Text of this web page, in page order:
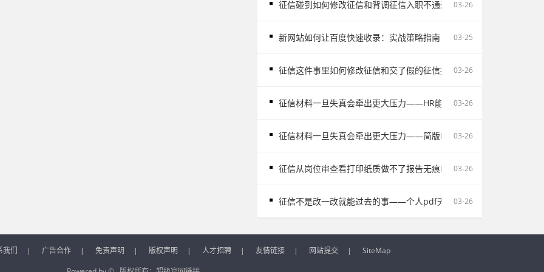
征信碰到如何修改征信和背调征信入职不通过为什么会让自己更被动
03-26
新网站如何让百度快速收录：实战策略指南 03-25
征信这件事里如何修改征信和交了假的征信报告被单位发现容易把记
03-26
征信材料一旦失真会牵出更大压力——HR能不能看出来假的征信不该
03-26
征信材料一旦失真会牵出更大压力——简版PDF文件解密和入职征信报
03-26
征信从岗位审查看打印纸质做不了报告无痕PS修改会影响后续职场判断
03-26
征信不是改一改就能过去的事——个人pdf无痕修改是不对的容易把记
03-26
我们 | 广告合作 | 免责声明 | 版权声明 | 人才招聘 | 友情链接 | 网站提交 |
SiteMap